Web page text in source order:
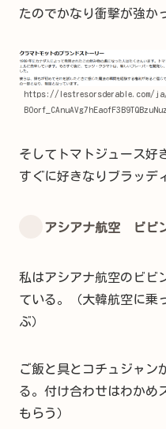
たのでかなり衝撃が強か
https://lestresorsderable.com/
そしてトマトジュース好
すぐに好きなりブラッデ
アシアナ航空 ビビ
私はアシアナ航空のビビ
ている。（大韓航空に乗
ぶ）
ご飯と具とコチュジャン
る。付け合わせはわかめ
もらう）